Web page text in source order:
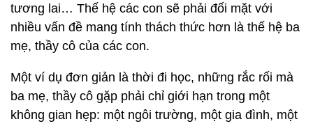
tương lai… Thế hệ các con sẽ phải đối mặt với
nhiều vấn đề mang tính thách thức hơn là thế hệ ba
mẹ, thầy cô của các con.
Một ví dụ đơn giản là thời đi học, những rắc rối mà
ba mẹ, thầy cô gặp phải chỉ giới hạn trong một
không gian hẹp: một ngôi trường, một gia đình, một